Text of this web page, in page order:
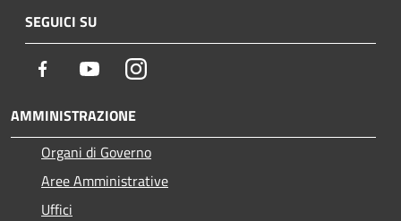
SEGUICI SU
Facebook YoutubeInstagram
AMMINISTRAZIONE
Organi di Governo
Aree Amministrative
Uffici